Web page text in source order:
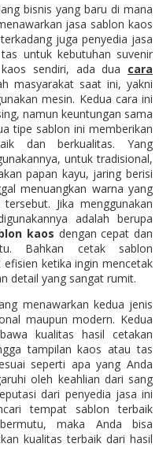
bisnis yang baru di mana
jasa sablon kaos
juga penyedia jasa
untuk kebutuhan suvenir
sendiri, ada dua cara
masyarakat saat ini, yakni
mesin. Kedua cara ini
namun keuntungan sama
tipe sablon ini memberikan
dan berkualitas. Yang
untuk tradisional,
papan kayu, jaring berisi
menuangkan warna yang
Jika menggunakan
adalah berupa
kaos dengan cepat dan
Bahkan cetak sablon
ketika ingin mencetak
detail yang sangat rumit.
menawarkan kedua jenis
maupun modern. Kedua
kualitas hasil cetakan
tampilan kaos atau tas
seperti apa yang Anda
oleh keahlian dari sang
dari penyedia jasa ini
tempat sablon terbaik
maka Anda bisa
kualitas terbaik dari hasil